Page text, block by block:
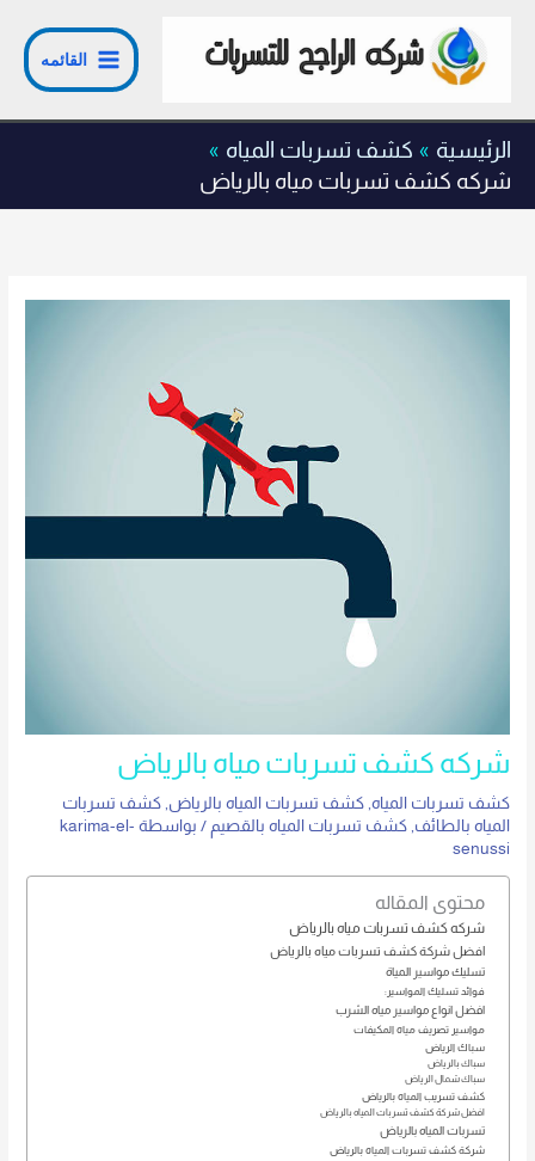
المحتوى
القائمه
الرئيسية
كشف تسربات المياه
شركه كشف تسربات مياه بالرياض
شركه كشف تسربات مياه بالرياض
كشف تسربات المياه ,كشف تسربات المياه بالرياض ,كشف تسربات
المياه بالطائف ,كشف تسربات المياه بالقصيم / بواسطة karima-el-
senussi
محتوى المقاله
شركه كشف تسربات مياه بالرياض
افضل شركة كشف تسربات مياه بالرياض
تسليك مواسير المياة
فوائد تسليك المواسير:
افضل انواع مواسير مياه الشرب
مواسير تصريف مياه المكيفات
سباك الرياض
سباك بالرياض
سباك شمال الرياض
كشف تسريب المياه بالرياض
افضل شركة كشف تسربات المياه بالرياض
تسربات المياه بالرياض
شركة كشف تسربات المياه بالرياض